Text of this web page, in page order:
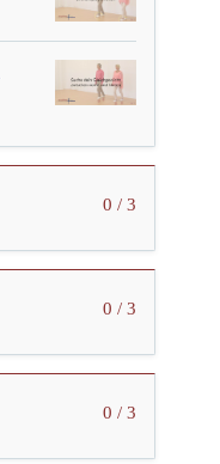
0 / 3
0 / 3
0 / 3